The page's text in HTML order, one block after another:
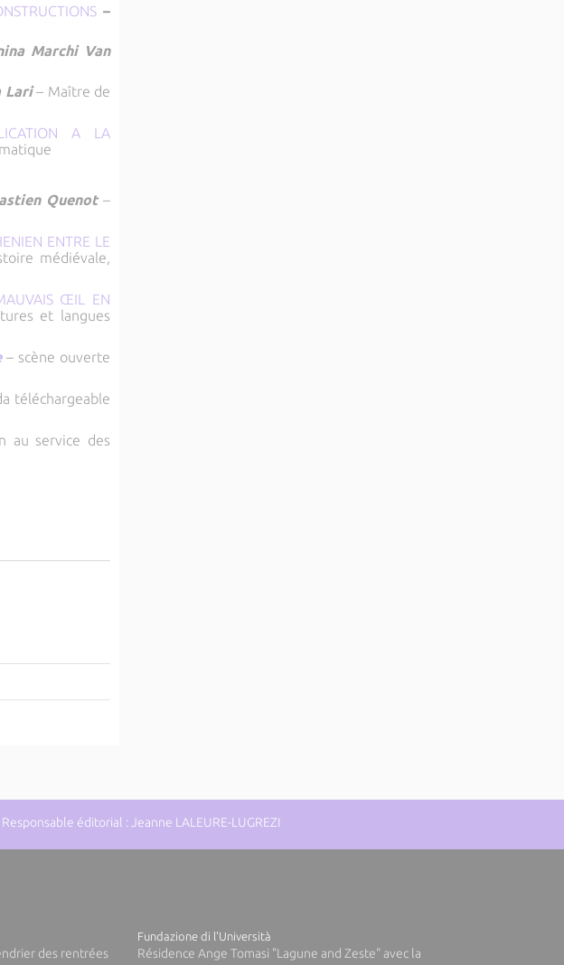
–
Marchi Van
Lari– Maître de
A LA
Quenot –
ENTRE LE
médiévale,
ŒIL EN
et langues
– scène ouverte
téléchargeable
au service des
éditorial : Jeanne LALEURE-LUGREZI
des rentrées
Fundazione di l'Università
Résidence Ange Tomasi "Lagune and Zeste" avec la